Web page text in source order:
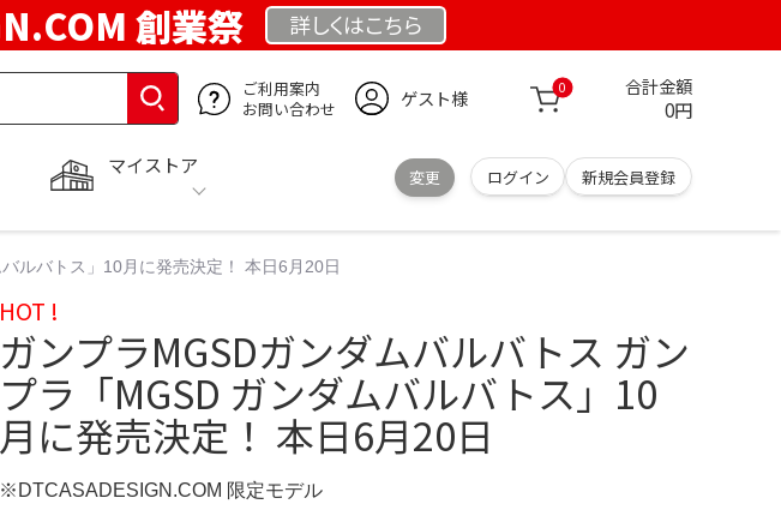
創業祭 詳しくはこちら
ご利用案内
お問い合わせ
ゲスト様 0 合計金額
0円
マイストア
変更 ログイン 新規会員登録
ルバトス」10月に発売決定！ 本日6月20日
HOT !
ガンプラMGSDガンダムバルバトス ガン
プラ「MGSD ガンダムバルバトス」10
月に発売決定！ 本日6月20日
※DTCASADESIGN.COM 限定モデル